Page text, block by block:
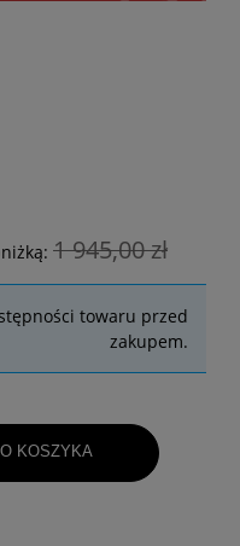
1 945,00 zł
towaru przed
zakupem.
KOSZYKA